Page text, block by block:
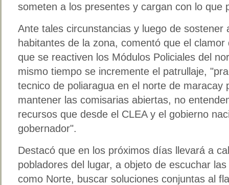
someten a los presentes y cargan con lo que
Ante tales circunstancias y luego de sostener
habitantes de la zona, comentó que el
que se reactiven los Módulos Policiales del
mismo tiempo se incremente el patrullaje,
tecnico de poliaragua en el norte de maracay
mantener las comisarias abiertas, no
recursos que desde el CLEA y el gobierno
gobernador".
Destacó que en los próximos días llevará a
pobladores del lugar, a objeto de escuchar
como Norte, buscar soluciones conjuntas al